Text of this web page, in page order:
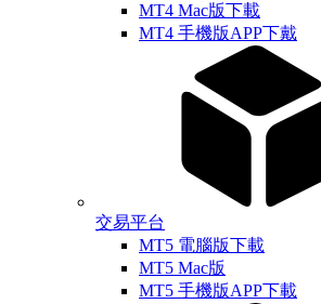
MT4 Mac版下載
MT4 手機版APP下戴
交易平台
MT5 電腦版下載
MT5 Mac版
MT5 手機版APP下載